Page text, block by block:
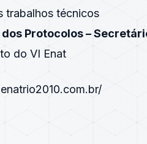
trabalhos técnicos
Protocolos –
do VI Enat